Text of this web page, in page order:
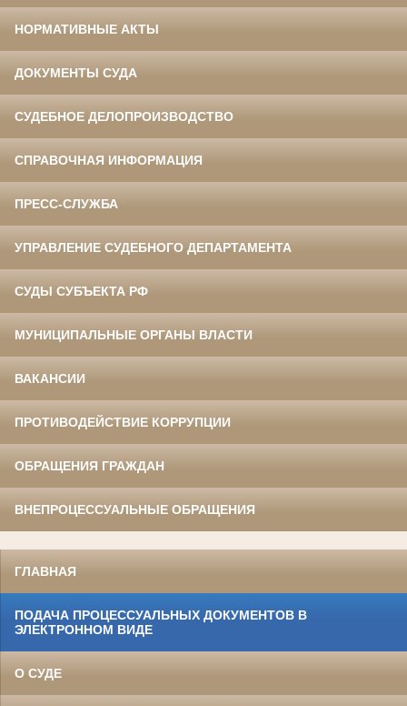
НОРМАТИВНЫЕ АКТЫ
ДОКУМЕНТЫ СУДА
СУДЕБНОЕ ДЕЛОПРОИЗВОДСТВО
СПРАВОЧНАЯ ИНФОРМАЦИЯ
ПРЕСС-СЛУЖБА
УПРАВЛЕНИЕ СУДЕБНОГО ДЕПАРТАМЕНТА
СУДЫ СУБЪЕКТА РФ
МУНИЦИПАЛЬНЫЕ ОРГАНЫ ВЛАСТИ
ВАКАНСИИ
ПРОТИВОДЕЙСТВИЕ КОРРУПЦИИ
ОБРАЩЕНИЯ ГРАЖДАН
ВНЕПРОЦЕССУАЛЬНЫЕ ОБРАЩЕНИЯ
ГЛАВНАЯ
ПОДАЧА ПРОЦЕССУАЛЬНЫХ ДОКУМЕНТОВ В
ЭЛЕКТРОННОМ ВИДЕ
О СУДЕ